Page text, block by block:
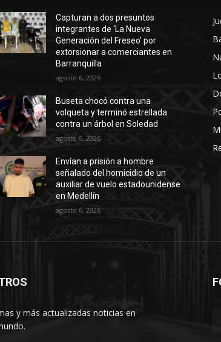
Capturan a dos presuntos
integrantes de ‘La Nueva
Generación del Freseo’ por
extorsionar a comerciantes en
Barranquilla
agosto 6, 2026
Buseta chocó contra una
volqueta y terminó estrellada
contra un árbol en Soledad
agosto 6, 2026
Envían a prisión a hombre
señalado del homicidio de un
auxiliar de vuelo estadounidense
en Medellín
agosto 6, 2026
y más actualizadas noticias en